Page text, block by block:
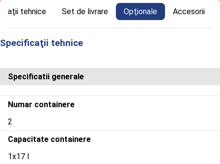
Informaţii despre Cuptor parafina TEP
tehnice Set de livrare Opţionale Accesorii
Specificaţii tehnice
Specificatii generale
Numar containere
2
Capacitate containere
1x17 l